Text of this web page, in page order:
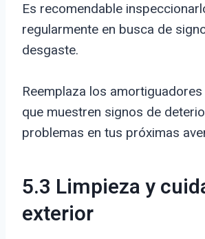
Es recomendable
regularmente en busca de
desgaste.
Reemplaza los
que muestren signos de
problemas en tus próximas
5.3 Limpieza y
exterior